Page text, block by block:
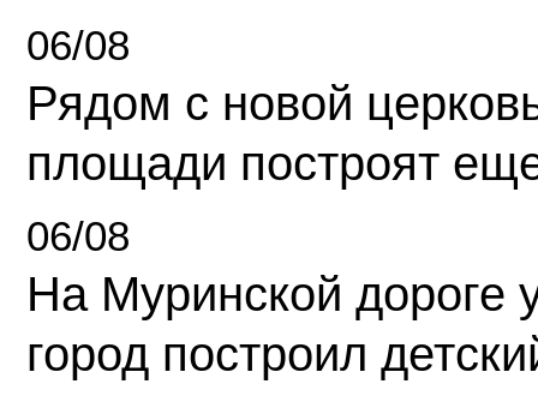
06/08
Рядом с новой
площади построят
06/08
На Муринской дороге
город построил